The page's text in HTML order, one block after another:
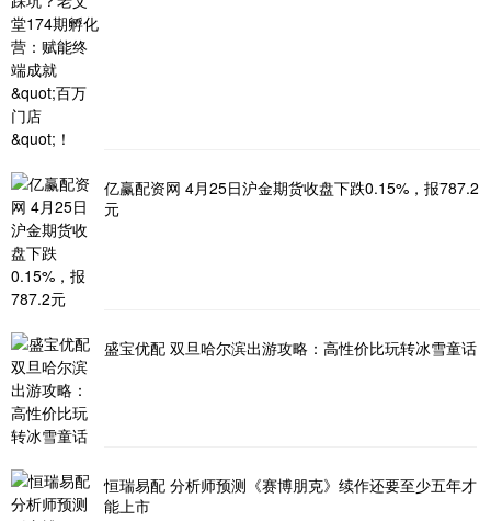
亿赢配资网 4月25日沪金期货收盘下跌0.15%，报787.2
元
盛宝优配 双旦哈尔滨出游攻略：高性价比玩转冰雪童话
恒瑞易配 分析师预测《赛博朋克》续作还要至少五年才
能上市